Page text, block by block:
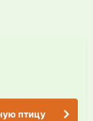
птицу